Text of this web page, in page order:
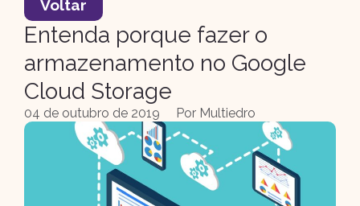
Voltar
Entenda porque fazer o
armazenamento no Google
Cloud Storage
04 de outubro de 2019 Por Multiedro